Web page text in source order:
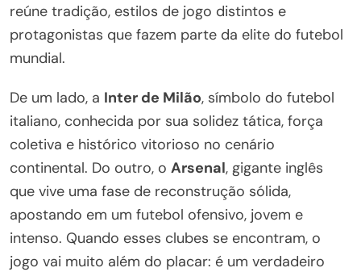
reúne tradição, estilos de jogo distintos e
protagonistas que fazem parte da elite do futebol
mundial.
De um lado, a Inter de Milão, símbolo do futebol
italiano, conhecida por sua solidez tática, força
coletiva e histórico vitorioso no cenário
continental. Do outro, o Arsenal, gigante inglês
que vive uma fase de reconstrução sólida,
apostando em um futebol ofensivo, jovem e
intenso. Quando esses clubes se encontram, o
jogo vai muito além do placar: é um verdadeiro